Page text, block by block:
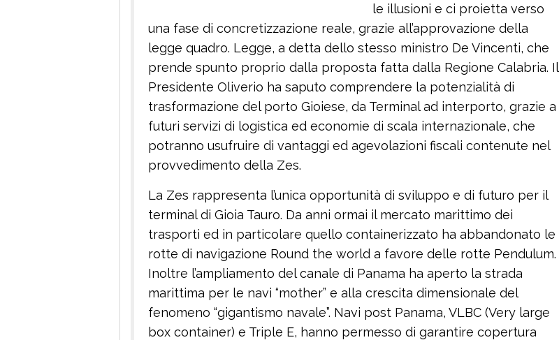
le illusioni e ci proietta verso
una fase di concretizzazione reale, grazie all’approvazione della
legge quadro. Legge, a detta dello stesso ministro De Vincenti, che
prende spunto proprio dalla proposta fatta dalla Regione Calabria. Il
Presidente Oliverio ha saputo comprendere la potenzialità di
trasformazione del porto Gioiese, da Terminal ad interporto, grazie a
futuri servizi di logistica ed economie di scala internazionale, che
potranno usufruire di vantaggi ed agevolazioni fiscali contenute nel
provvedimento della Zes.
La Zes rappresenta l’unica opportunità di sviluppo e di futuro per il
terminal di Gioia Tauro. Da anni ormai il mercato marittimo dei
trasporti ed in particolare quello containerizzato ha abbandonato le
rotte di navigazione Round the world a favore delle rotte Pendulum.
Inoltre l’ampliamento del canale di Panama ha aperto la strada
marittima per le navi “mother” e alla crescita dimensionale del
fenomeno “gigantismo navale”. Navi post Panama, VLBC (Very large
box container) e Triple E, hanno permesso di garantire copertura